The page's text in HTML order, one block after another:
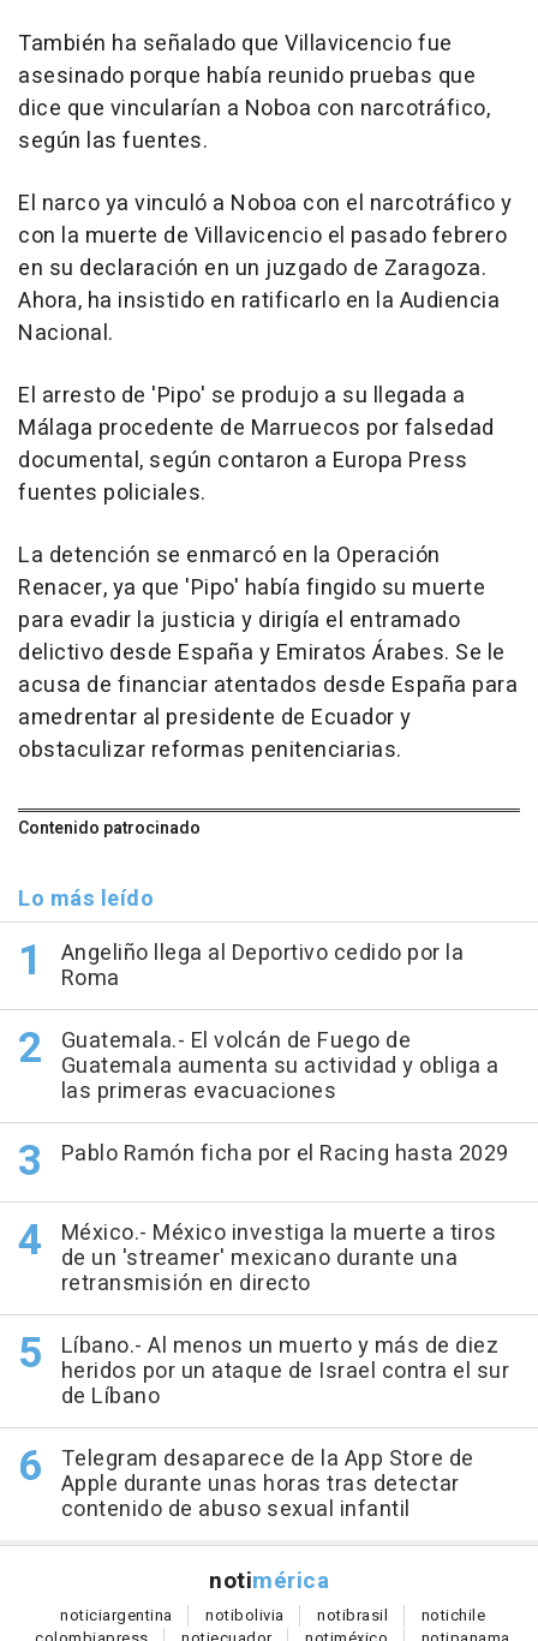
También ha señalado que Villavicencio fue
asesinado porque había reunido pruebas que
dice que vincularían a Noboa con narcotráfico,
según las fuentes.
El narco ya vinculó a Noboa con el narcotráfico y
con la muerte de Villavicencio el pasado febrero
en su declaración en un juzgado de Zaragoza.
Ahora, ha insistido en ratificarlo en la Audiencia
Nacional.
El arresto de 'Pipo' se produjo a su llegada a
Málaga procedente de Marruecos por falsedad
documental, según contaron a Europa Press
fuentes policiales.
La detención se enmarcó en la Operación
Renacer, ya que 'Pipo' había fingido su muerte
para evadir la justicia y dirigía el entramado
delictivo desde España y Emiratos Árabes. Se le
acusa de financiar atentados desde España para
amedrentar al presidente de Ecuador y
obstaculizar reformas penitenciarias.
Contenido patrocinado
Lo más leído
Angeliño llega al Deportivo cedido por la
Roma
Guatemala.- El volcán de Fuego de
Guatemala aumenta su actividad y obliga a
las primeras evacuaciones
Pablo Ramón ficha por el Racing hasta 2029
México.- México investiga la muerte a tiros
de un 'streamer' mexicano durante una
retransmisión en directo
Líbano.- Al menos un muerto y más de diez
heridos por un ataque de Israel contra el sur
de Líbano
Telegram desaparece de la App Store de
Apple durante unas horas tras detectar
contenido de abuso sexual infantil
notimérica
noticiargentina notibolivia notibrasil notichile